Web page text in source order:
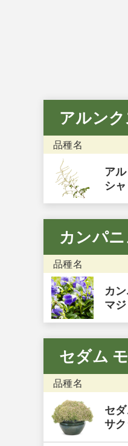
アルンク
品種名
ア
シ
カンパ
品種名
カ
マ
セダム
品種名
セ
サ